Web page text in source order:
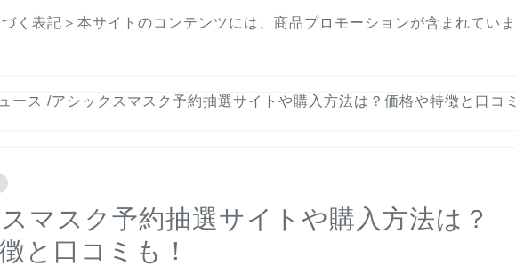
く表記＞本サイトのコンテンツには、商品プロモーションが含まれていま
ース /アシックスマスク予約抽選サイトや購入方法は？価格や特徴と口コミ
マスク予約抽選サイトや購入方法は？
と口コミも！